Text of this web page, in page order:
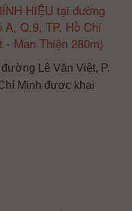
HIỆU tại đường
A, Q.9, TP. Hồ Chí
- Man Thiện 280m)
Lê Văn Việt, P.
Minh được khai